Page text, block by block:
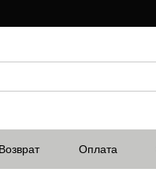
Возврат Оплата